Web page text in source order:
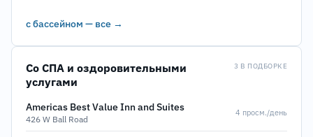
с бассейном — все →
Со СПА и оздоровительными
услугами
3 В ПОДБОРКЕ
Americas Best Value Inn and Suites
426 W Ball Road
4 просм./день